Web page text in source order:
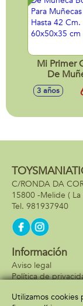
Mi Primer
De
Botanic.
Muñecas
cm
3 años
C/RONDA DA
15800 -Melide (
981937940
Información
Aviso legal
Política de
Formas de
Utilizamos